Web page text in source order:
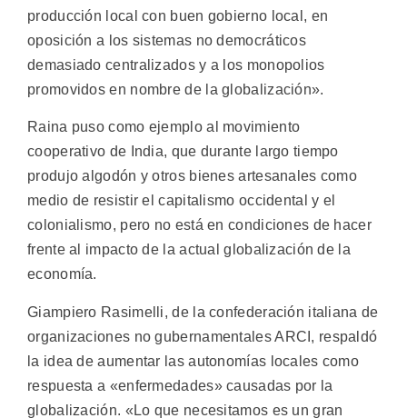
producción local con buen gobierno local, en
oposición a los sistemas no democráticos
demasiado centralizados y a los monopolios
promovidos en nombre de la globalización».
Raina puso como ejemplo al movimiento
cooperativo de India, que durante largo tiempo
produjo algodón y otros bienes artesanales como
medio de resistir el capitalismo occidental y el
colonialismo, pero no está en condiciones de hacer
frente al impacto de la actual globalización de la
economía.
Giampiero Rasimelli, de la confederación italiana de
organizaciones no gubernamentales ARCI, respaldó
la idea de aumentar las autonomías locales como
respuesta a «enfermedades» causadas por la
globalización. «Lo que necesitamos es un gran